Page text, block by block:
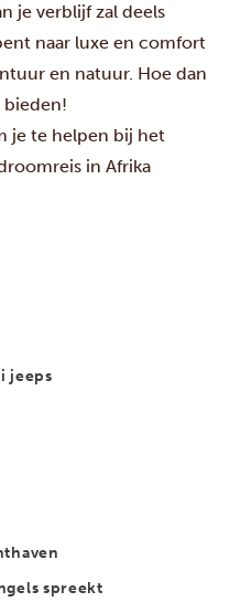
je verblijf zal deels
naar luxe en comfort
en natuur. Hoe dan
bieden!
je te helpen bij het
in Afrika
jeeps
spreekt